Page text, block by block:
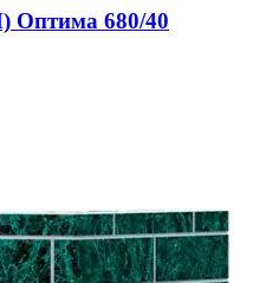
Оптима 680/40